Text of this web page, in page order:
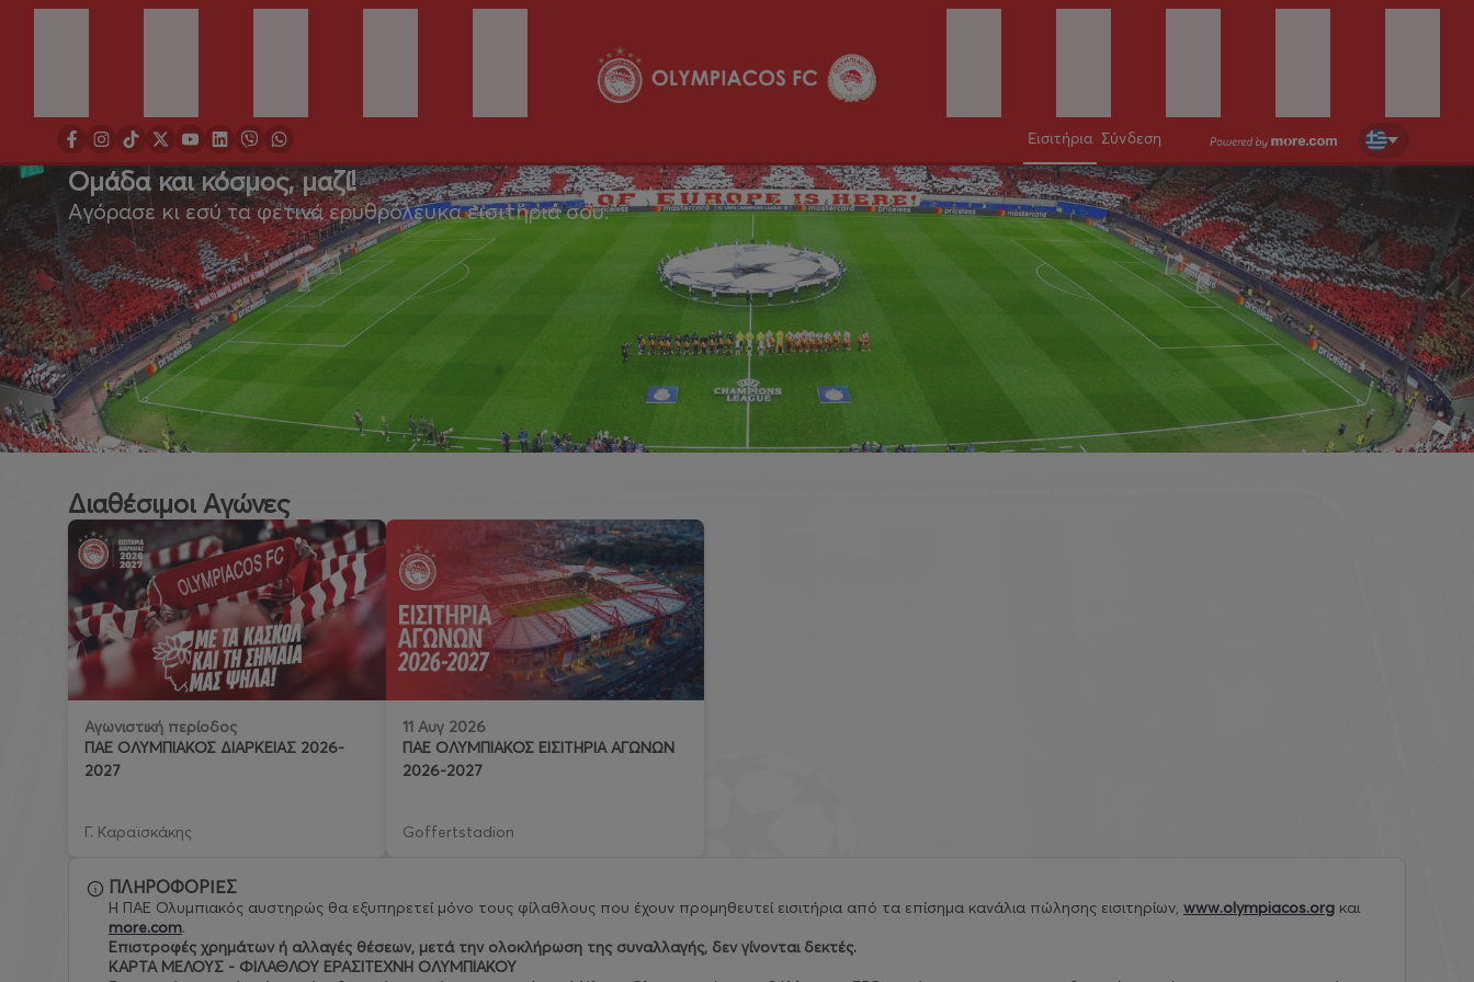
Εισιτήρια Σύνδεση
Ομάδα και κόσμος, μαζί!
Αγόρασε κι εσύ τα φετινά ερυθρόλευκα εισιτήριά σου.
Διαθέσιμοι Αγώνες
Αγωνιστική περίοδος
ΠΑΕ ΟΛΥΜΠΙΑΚΟΣ ΔΙΑΡΚΕΙΑΣ 2026-
2027
Γ. Καραϊσκάκης
11 Αυγ 2026
ΠΑΕ ΟΛΥΜΠΙΑΚΟΣ ΕΙΣΙΤΗΡΙΑ ΑΓΩΝΩΝ
2026-2027
Goffertstadion
ΠΛΗΡΟΦΟΡΙΕΣ
Η ΠΑΕ Ολυμπιακός αυστηρώς θα εξυπηρετεί μόνο τους φίλαθλους που έχουν προμηθευτεί εισιτήρια από τα επίσημα κανάλια πώλησης εισιτηρίων, www.olympiacos.org και
more.com.
Eπιστροφές χρημάτων ή αλλαγές θέσεων, μετά την ολοκλήρωση της συναλλαγής, δεν γίνονται δεκτές.
ΚΑΡΤΑ ΜΕΛΟΥΣ - ΦΙΛΑΘΛΟΥ ΕΡΑΣΙΤΕΧΝΗ ΟΛΥΜΠΙΑΚΟΥ